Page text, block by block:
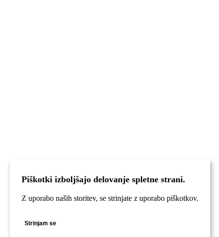
Piškotki izboljšajo delovanje spletne strani.
Z uporabo naših storitev, se strinjate z uporabo piškotkov.
Strinjam se